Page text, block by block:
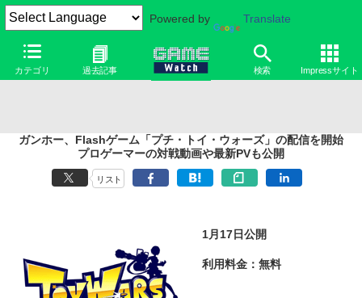
Powered by Translate
カテゴリ 過去記事 検索 Impressサイト
ガンホー、Flashゲーム「プチ・トイ・ウォーズ」の配信を開始
プロゲーマーの対戦動画や最新PVも公開
リスト
1月17日公開
利用料金：無料